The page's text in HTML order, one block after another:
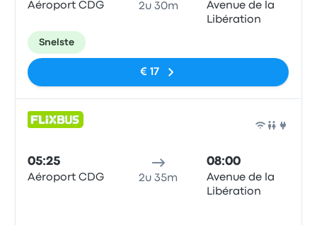
Aéroport CDG 2u 30m
Avenue de la
Libération
Snelste
€ 17
05:25
Aéroport CDG 2u 35m
08:00
Avenue de la
Libération